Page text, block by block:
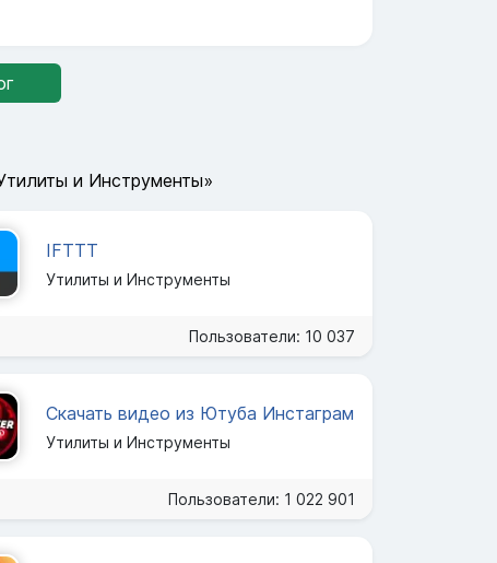
и Инструменты»
IFTTT
Утилиты и Инструменты
Пользователи: 10 037
Скачать видео из Ютуба Инстаграм
Утилиты и Инструменты
Пользователи: 1 022 901